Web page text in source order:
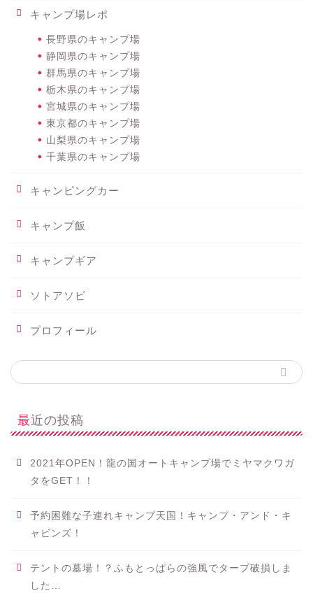
キャンプ場レポ
長野県のキャンプ場
静岡県のキャンプ場
群馬県のキャンプ場
栃木県のキャンプ場
宮城県のキャンプ場
東京都のキャンプ場
山梨県のキャンプ場
千葉県のキャンプ場
キャンピングカー
キャンプ飯
キャンプギア
ソトアソビ
プロフィール
最近の投稿
2021年OPEN！龍の国オートキャンプ場でミヤマクワガ
タをGET！！
予約困難な子連れキャンプ天国！キャンプ・アンド・キ
ャビンズ！
テントの墓場！？ふもとっぱらの強風でタープ破損しま
した…